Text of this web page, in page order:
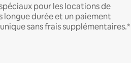
pour les locations de
longue durée et un paiement
sans frais supplémentaires.*